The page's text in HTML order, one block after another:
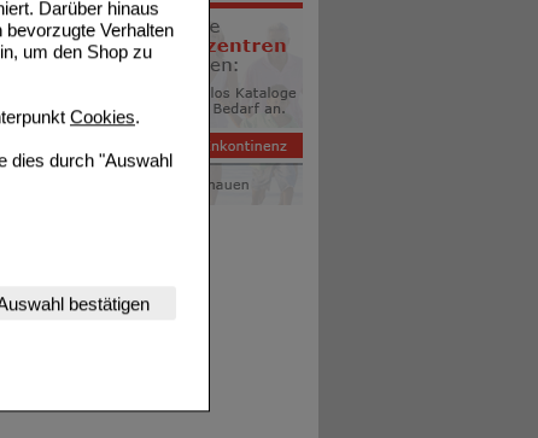
Darüber hinaus
Verhalten
um den Shop zu
Cookies.
dies durch "Auswahl
Website
werden kann.
(z.B.
bestätigen